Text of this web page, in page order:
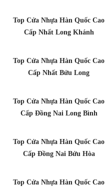
Top Cửa Nhựa Hàn Quốc Cao
Cấp Nhất Long Khánh
Top Cửa Nhựa Hàn Quốc Cao
Cấp Nhất Bửu Long
Top Cửa Nhựa Hàn Quốc Cao
Cấp Đồng Nai Long Bình
Top Cửa Nhựa Hàn Quốc Cao
Cấp Đồng Nai Bửu Hòa
Top Cửa Nhựa Hàn Quốc Cao